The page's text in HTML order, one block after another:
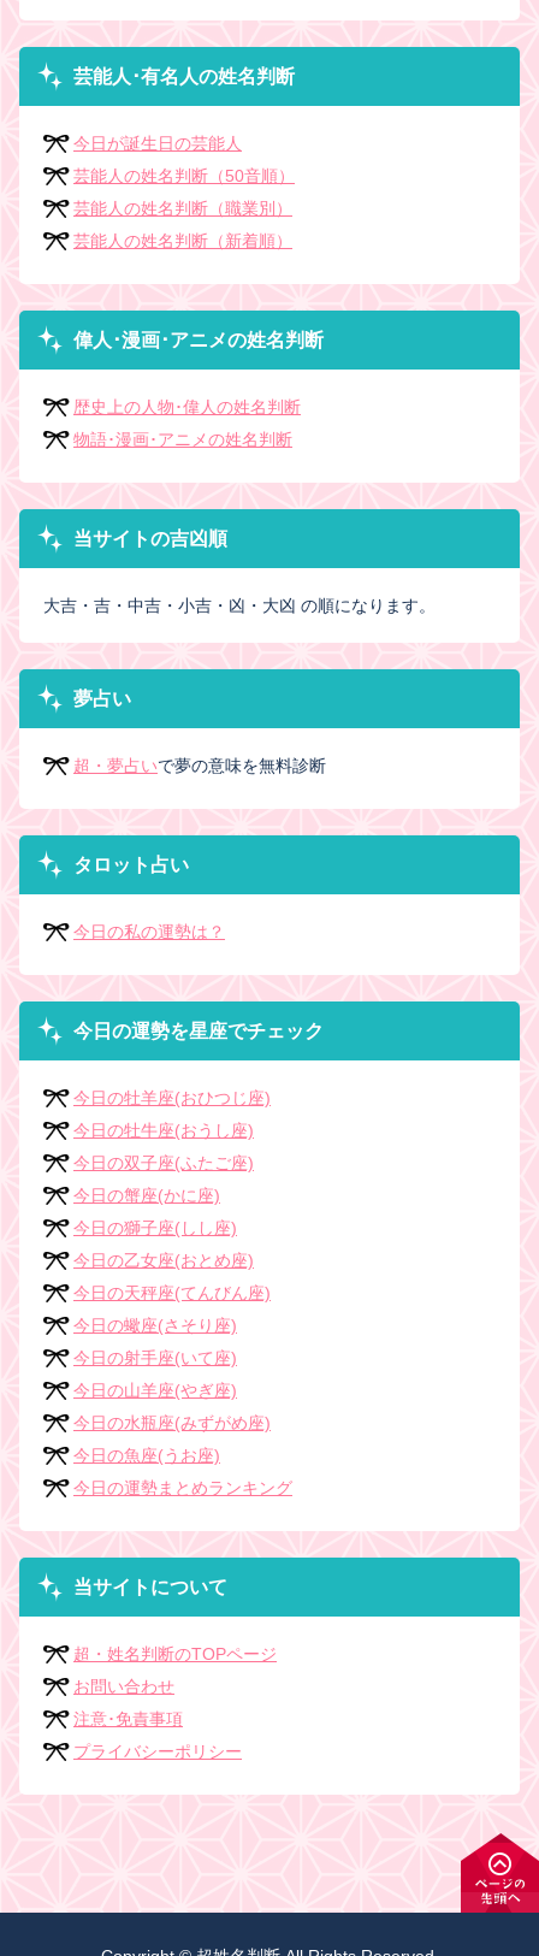
芸能人･有名人の姓名判断
今日が誕生日の芸能人
芸能人の姓名判断（50音順）
芸能人の姓名判断（職業別）
芸能人の姓名判断（新着順）
偉人･漫画･アニメの姓名判断
歴史上の人物･偉人の姓名判断
物語･漫画･アニメの姓名判断
当サイトの吉凶順
大吉・吉・中吉・小吉・凶・大凶 の順になります。
夢占い
超・夢占いで夢の意味を無料診断
タロット占い
今日の私の運勢は？
今日の運勢を星座でチェック
今日の牡羊座(おひつじ座)
今日の牡牛座(おうし座)
今日の双子座(ふたご座)
今日の蟹座(かに座)
今日の獅子座(しし座)
今日の乙女座(おとめ座)
今日の天秤座(てんびん座)
今日の蠍座(さそり座)
今日の射手座(いて座)
今日の山羊座(やぎ座)
今日の水瓶座(みずがめ座)
今日の魚座(うお座)
今日の運勢まとめランキング
当サイトについて
超・姓名判断のTOPページ
お問い合わせ
注意･免責事項
プライバシーポリシー